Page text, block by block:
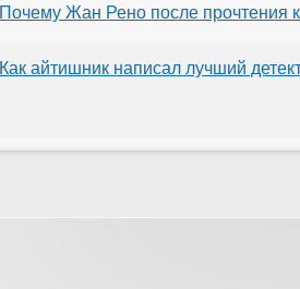
Почему Жан Рено после прочтения
Как айтишник написал лучший